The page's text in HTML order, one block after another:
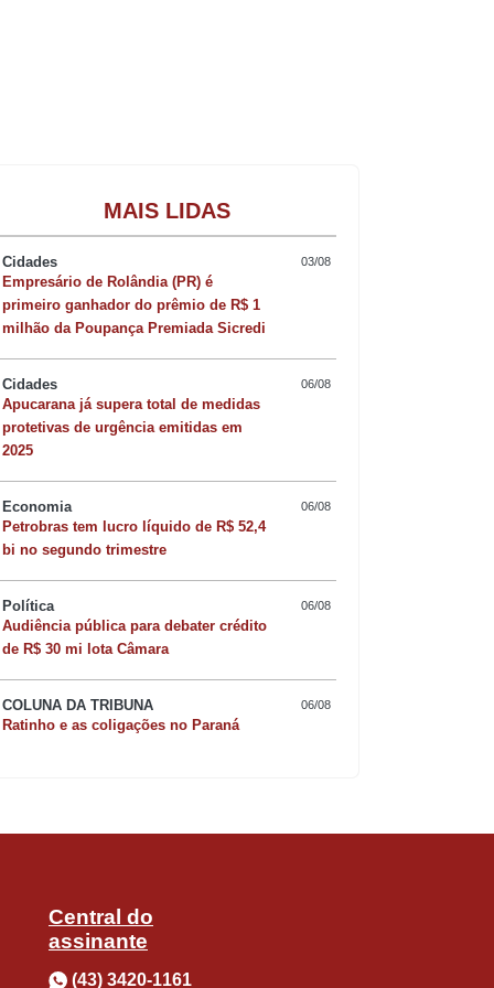
de participantes. São 3.252.165
mil. Com isso, o programa de
usuários participantes em um único
de comemoração, pois mostra o
não só abraçaram o programa, como
participantes a cada sorteio mostra o
afirma.
incluíram seu CPF nas notas fiscais
oficiais da Secretaria da Fazenda
prêmios de R$ 100 — totalizando R$
Quer sofisticar o
risoto de camarão
MAIS LIDAS
Cidades 03/08
Empresário de Rolândia (PR) é
primeiro ganhador do prêmio de R$ 1
milhão da Poupança Premiada Sicredi
Cidades 06/08
Apucarana já supera total de medidas
protetivas de urgência emitidas em
2025
Economia 06/08
Petrobras tem lucro líquido de R$ 52,4
bi no segundo trimestre
Política 06/08
Audiência pública para debater crédito
de R$ 30 mi lota Câmara
COLUNA DA TRIBUNA 06/08
Ratinho e as coligações no Paraná
Central do
assinante
(43) 3420-1161